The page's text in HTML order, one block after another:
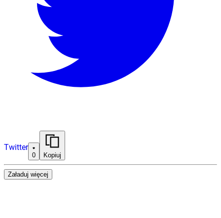
Twitter
0 Kopiuj
Załaduj więcej